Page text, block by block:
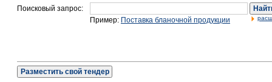
Поисковый запрос:
Пример: Поставка бланочной продукции
Разместить свой тендер